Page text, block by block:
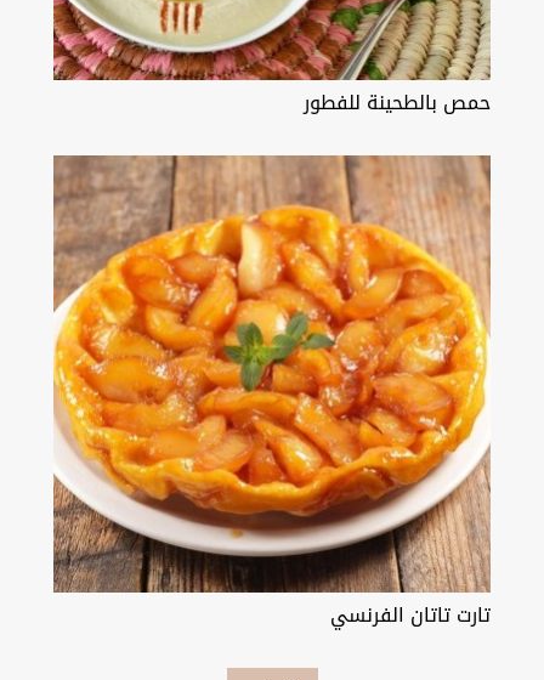
حمص بالطحينة للفطور
تارت تاتان الفرنسي